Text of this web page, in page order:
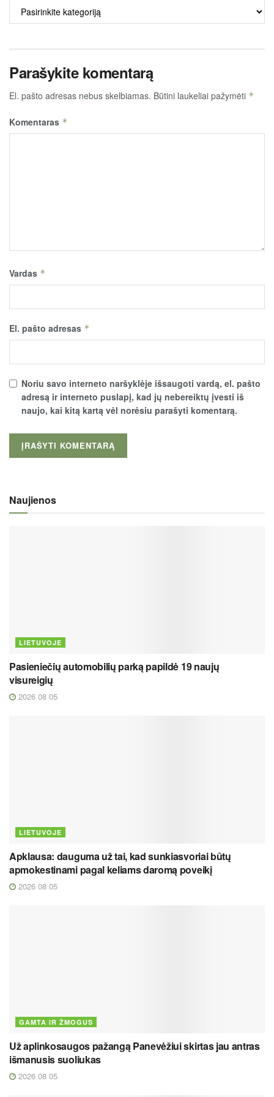
TURINYS
Parašykite komentarą
El. pašto adresas nebus skelbiamas. Būtini laukeliai pažymėti *
Komentaras *
Vardas *
El. pašto adresas *
Noriu savo interneto naršyklėje išsaugoti vardą, el. pašto
adresą ir interneto puslapį, kad jų nebereiktų įvesti iš
naujo, kai kitą kartą vėl norėsiu parašyti komentarą.
Naujienos
LIETUVOJE
Pasieniečių automobilių parką papildė 19 naujų
visureigių
2026 08 05
LIETUVOJE
Apklausa: dauguma už tai, kad sunkiasvoriai būtų
apmokestinami pagal keliams daromą poveikį
2026 08 05
GAMTA IR ŽMOGUS
Už aplinkosaugos pažangą Panevėžiui skirtas jau antras
išmanusis suoliukas
2026 08 05